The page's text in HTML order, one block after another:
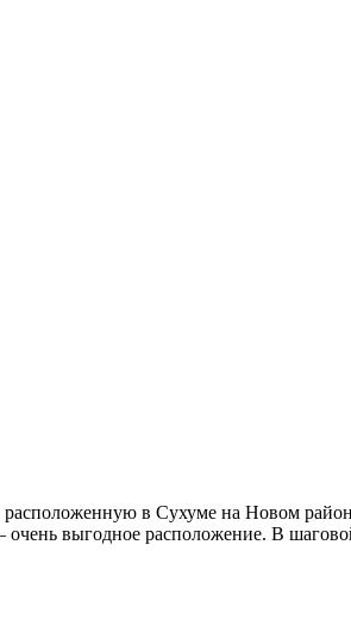
в Сухуме на Новом
выгодное расположение. В